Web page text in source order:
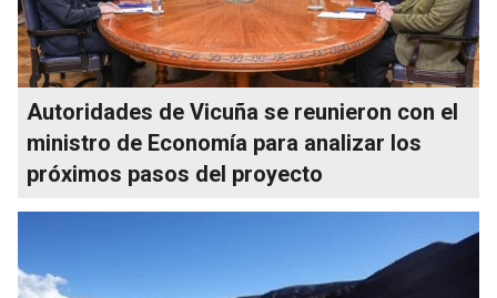
Autoridades de Vicuña se reunieron con el
ministro de Economía para analizar los
próximos pasos del proyecto